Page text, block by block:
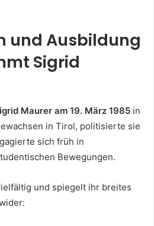
und Ausbildung
Sigrid
Maurer am 19. März 1985 in
in Tirol, politisierte sie
sich früh in
Bewegungen.
und spiegelt ihr breites